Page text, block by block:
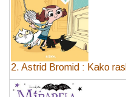
2. Astrid Bromid : Kako